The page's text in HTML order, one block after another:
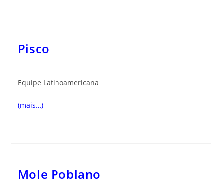
Pisco
Equipe Latinoamericana
(mais…)
Mole Poblano